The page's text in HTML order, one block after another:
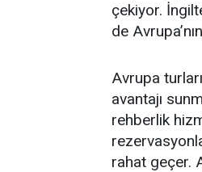
çekiyor.
de
Avrupa
avantajı
rehberlik
rahat geçer.